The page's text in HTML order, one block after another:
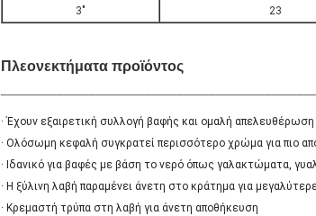
3"
23
Πλεονεκτήματα προϊόντος
· Έχουν εξαιρετική συλλογή βαφής και ομαλή απελευθέρωση
· Ολόσωμη κεφαλή συγκρατεί περισσότερο χρώμα για πιο
· Ιδανικό για βαφές με βάση το νερό όπως γαλακτώματα,
· Η ξύλινη λαβή παραμένει άνετη στο κράτημα για
· Κρεμαστή τρύπα στη λαβή για άνετη αποθήκευση